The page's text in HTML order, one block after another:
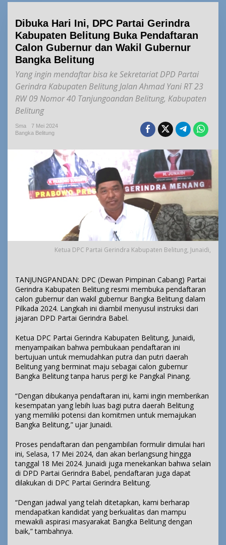
Dibuka Hari Ini, DPC Partai Gerindra
Kabupaten Belitung Buka Pendaftaran
Calon Gubernur dan Wakil Gubernur
Bangka Belitung
Yang ingin mendaftar bisa ke Sekretariat DPD Partai
Gerindra Kabupaten Belitung Jalan Ahmad Yani RT 23
RW 09 Nomor 40 Tanjungoandan Belitung, Kabupaten
Belitung
Sma
7 Mei 2024
Bangka Belitung
Ketua DPC Partai Gerindra Kabupaten Belitung, Junaidi,
TANJUNGPANDAN: DPC (Dewan Pimpinan Cabang) Partai
Gerindra Kabupaten Belitung resmi membuka pendaftaran
calon gubernur dan wakil gubernur Bangka Belitung dalam
Pilkada 2024. Langkah ini diambil menyusul instruksi dari
jajaran DPD Partai Gerindra Babel.
Ketua DPC Partai Gerindra Kabupaten Belitung, Junaidi,
menyampaikan bahwa pembukaan pendaftaran ini
bertujuan untuk memudahkan putra dan putri daerah
Belitung yang berminat maju sebagai calon gubernur
Bangka Belitung tanpa harus pergi ke Pangkal Pinang.
“Dengan dibukanya pendaftaran ini, kami ingin memberikan
kesempatan yang lebih luas bagi putra daerah Belitung
yang memiliki potensi dan komitmen untuk memajukan
Bangka Belitung,” ujar Junaidi.
Proses pendaftaran dan pengambilan formulir dimulai hari
ini, Selasa, 17 Mei 2024, dan akan berlangsung hingga
tanggal 18 Mei 2024. Junaidi juga menekankan bahwa selain
di DPD Partai Gerindra Babel, pendaftaran juga dapat
dilakukan di DPC Partai Gerindra Belitung.
“Dengan jadwal yang telah ditetapkan, kami berharap
mendapatkan kandidat yang berkualitas dan mampu
mewakili aspirasi masyarakat Bangka Belitung dengan
baik,” tambahnya.